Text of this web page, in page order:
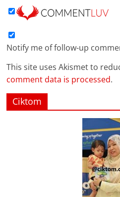
Notify me of follow-up
This site uses Akismet to
comment data is processed.
Ciktom